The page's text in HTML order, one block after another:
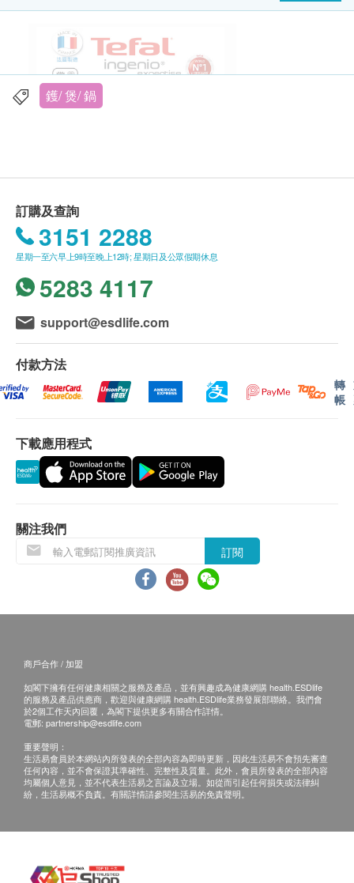
法國製造 (平行進口貨品)
連可拆手柄
特殊層疊收納設計，多種尺寸鍋型多合一，整組可
便，獲選為日本GOOD DESIGN優良設計商品。
輕量化鍋身，讓傳熱更迅速穩定，保溫性極佳，不
用大火即可均勻傳熱，可節省烹煮時間和瓦斯，即
快。
可放入洗碗碟機，最適合忙碌的現代家庭使用。
採用鈦至尊易潔塗層 (TITANIUM EXCELLENCE)
獨家及特厚鈦金屬硬底: 多國專利融合技術 全新鈦
手即可操作，可快速替換此商品內不同大小的鍋
子。
配以特福專利火紅點智能溫度感應，確保完美烹調
及燒煮食物，原汁原味. 每天助您烹調出完美的美
味菜餚。
適用於所有爐具及電磁爐
此產品為平行進口貨品。
所有貨品資料及售後條款均根據廠商官網頁作準，如
鑊/ 煲/ 鍋
訂購及查詢
3151 2288
星期一至六早上9時至晚上12時; 星期日及公眾假期休息
5283 4117
support@esdlife.com
付款方法
轉
帳
下載應用程式
關注我們
訂閱
商戶合作 / 加盟
如閣下擁有任何健康相關之服務及產品，並有興趣成為健康網購 health.ESDlife
的服務及產品供應商，歡迎與健康網購 health.ESDlife業務發展部聯絡。我們會
於2個工作天內回覆，為閣下提供更多有關合作詳情。
電郵: partnership@esdlife.com
重要聲明：
生活易會員於本網站內所發表的全部內容為即時更新，因此生活易不會預先審查
任何內容，並不會保證其準確性、完整性及質量。此外，會員所發表的全部內容
均屬個人意見，並不代表生活易之言論及立場。如從而引起任何損失或法律糾
紛，生活易概不負責。有關詳情請參閱生活易的免責聲明。